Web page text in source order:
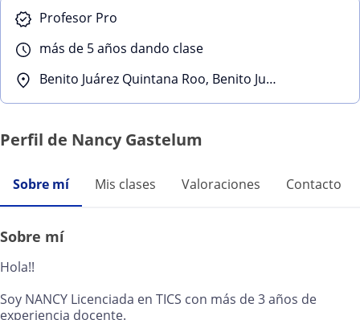
Profesor Pro
más de 5 años dando clase
Benito Juárez Quintana Roo, Benito Juárez (Quintana Roo)
Perfil de Nancy Gastelum
Sobre mí Mis clases Valoraciones Contacto
Sobre mí
Hola!!
Soy NANCY Licenciada en TICS con más de 3 años de
experiencia docente.